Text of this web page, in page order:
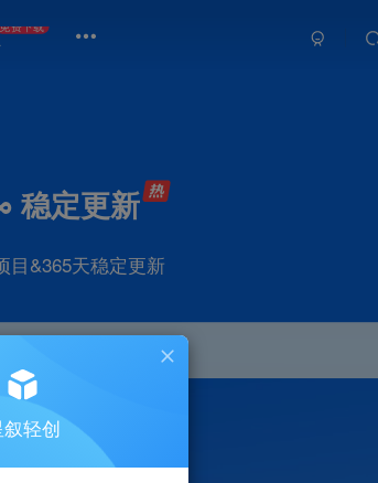
免费下载
稳定更新
目&365天稳定更新
快手 小红书
轻创